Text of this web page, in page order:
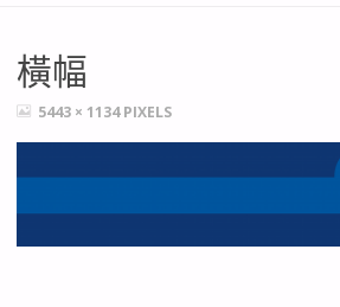
橫幅
FULL5443 × 1134PIXELS